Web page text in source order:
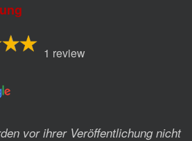
1 review
vor ihrer Veröffentlichung nicht